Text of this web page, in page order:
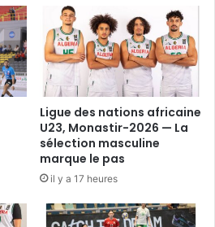
Ligue des nations africaine
U23, Monastir-2026 — La
sélection masculine
marque le pas
il y a 17 heures